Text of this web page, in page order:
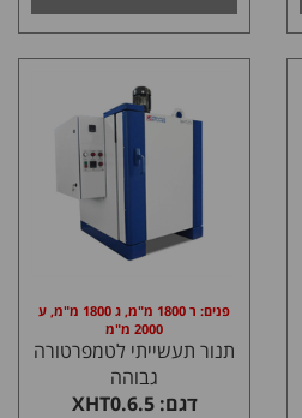
פנים: ר 1800 מ"מ, ג 1800 מ"מ, ע
2000 מ"מ
תנור תעשייתי לטמפרטורה
גבוהה
דגם: XHT0.6.5